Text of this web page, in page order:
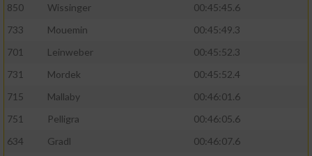
850
Wissinger
00:45:45.6
733
Mouemin
00:45:49.3
701
Leinweber
00:45:52.3
731
Mordek
00:45:52.4
715
Mallaby
00:46:01.6
751
Pelligra
00:46:05.6
634
Gradl
00:46:07.6